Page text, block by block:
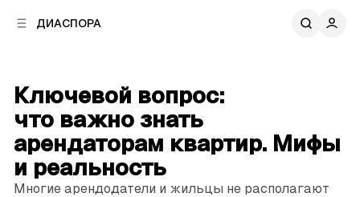
ДИАСПОРА
Ключевой вопрос:
что важно знать
арендаторам квартир. ­Мифы
и реальность
Многие арендодатели и жильцы не располагают